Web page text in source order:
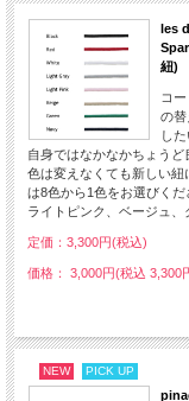
les
紐)
コ
の替
し
自身ではなかなかちょうど
色は変えなくても新しい
は8色から1色をお選びくだ
ライトピンク、ベージュ
定価：3,300円(税込)
価格： 3,000円(税込 3,300
NEW PICK UP